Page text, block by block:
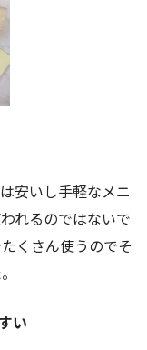
安いし手軽なメニ
れるのではないで
くさん使うのでそ
い